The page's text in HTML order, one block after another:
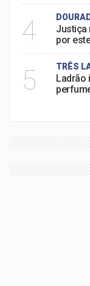
4
Justiça
por
5 TRÊS
Ladrão